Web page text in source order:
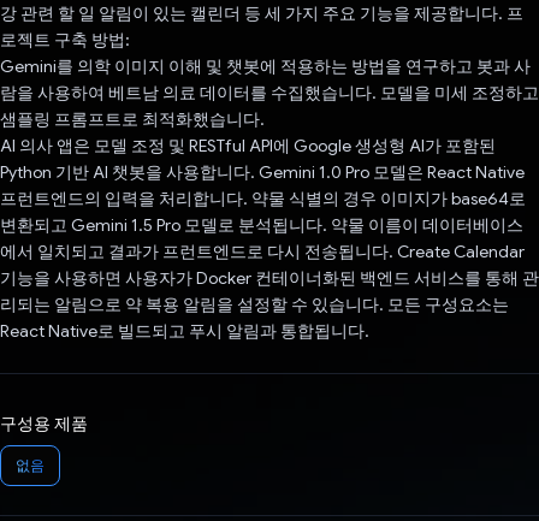
강 관련 할 일 알림이 있는 캘린더 등 세 가지 주요 기능을 제공합니다. 프
로젝트 구축 방법:
Gemini를 의학 이미지 이해 및 챗봇에 적용하는 방법을 연구하고 봇과 사
람을 사용하여 베트남 의료 데이터를 수집했습니다. 모델을 미세 조정하고
샘플링 프롬프트로 최적화했습니다.
AI 의사 앱은 모델 조정 및 RESTful API에 Google 생성형 AI가 포함된
Python 기반 AI 챗봇을 사용합니다. Gemini 1.0 Pro 모델은 React Native
프런트엔드의 입력을 처리합니다. 약물 식별의 경우 이미지가 base64로
변환되고 Gemini 1.5 Pro 모델로 분석됩니다. 약물 이름이 데이터베이스
에서 일치되고 결과가 프런트엔드로 다시 전송됩니다. Create Calendar
기능을 사용하면 사용자가 Docker 컨테이너화된 백엔드 서비스를 통해 관
리되는 알림으로 약 복용 알림을 설정할 수 있습니다. 모든 구성요소는
React Native로 빌드되고 푸시 알림과 통합됩니다.
구성용 제품
없음